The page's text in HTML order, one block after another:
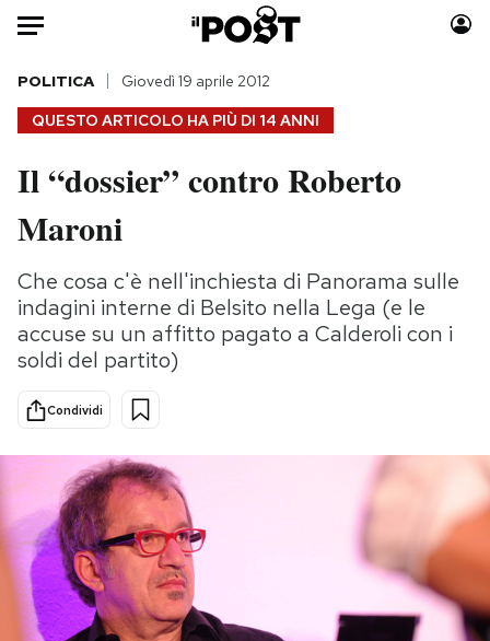
Auto
HOME
Italia
Politica
Tecnologia
Internet
Scienza
Cultura
Economia
Moda
Storie/Idee
Ok Boomer!
Media
PODCAST
NEWSLETTER
QUESTO ARTICOLO HA PIÙ DI 14 ANNI
POLITICA Giovedì 19 aprile 2012
Il “dossier” contro Roberto
Maroni
Che cosa c'è nell'inchiesta di Panorama sulle
indagini interne di Belsito nella Lega (e le
accuse su un affitto pagato a Calderoli con i
soldi del partito)
Condividi